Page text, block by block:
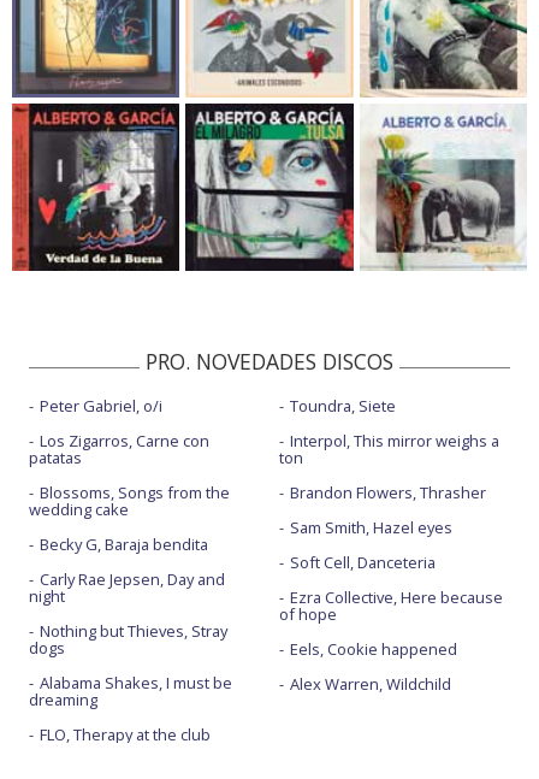
PRO. NOVEDADES DISCOS
Peter Gabriel, o/i
Los Zigarros, Carne con
patatas
Blossoms, Songs from the
wedding cake
Becky G, Baraja bendita
Carly Rae Jepsen, Day and
night
Nothing but Thieves, Stray
dogs
Alabama Shakes, I must be
dreaming
FLO, Therapy at the club
Toundra, Siete
Interpol, This mirror weighs a
ton
Brandon Flowers, Thrasher
Sam Smith, Hazel eyes
Soft Cell, Danceteria
Ezra Collective, Here because
of hope
Eels, Cookie happened
Alex Warren, Wildchild